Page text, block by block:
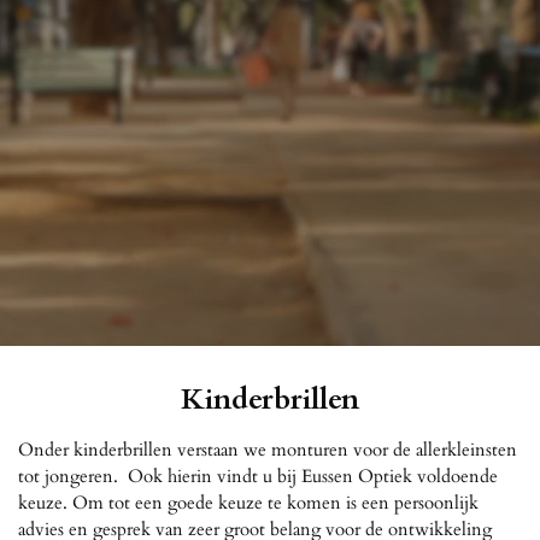
Kinderbrillen
Onder kinderbrillen verstaan we monturen voor de allerkleinsten
tot jongeren. Ook hierin vindt u bij Eussen Optiek voldoende
keuze. Om tot een goede keuze te komen is een persoonlijk
advies en gesprek van zeer groot belang voor de ontwikkeling